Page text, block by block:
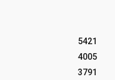
5421
4005
3791